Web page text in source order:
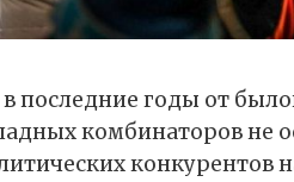
последние годы от
комбинаторов не
конкурентов